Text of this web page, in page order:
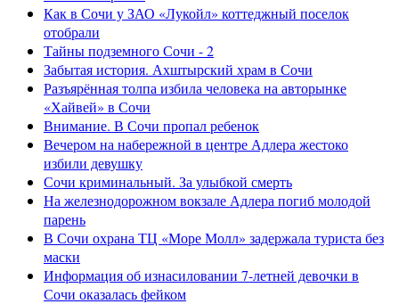
Как в Сочи у ЗАО «Лукойл» коттеджный поселок
отобрали
Тайны подземного Сочи - 2
Забытая история. Ахштырский храм в Сочи
Разъярённая толпа избила человека на авторынке
«Хайвей» в Сочи
Внимание. В Сочи пропал ребенок
Вечером на набережной в центре Адлера жестоко
избили девушку
Сочи криминальный. За улыбкой смерть
На железнодорожном вокзале Адлера погиб молодой
парень
В Сочи охрана ТЦ «Море Молл» задержала туриста без
маски
Информация об изнасиловании 7-летней девочки в
Сочи оказалась фейком